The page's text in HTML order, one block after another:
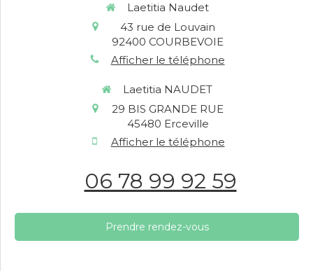
Laetitia Naudet
43 rue de Louvain
92400 COURBEVOIE
Afficher le téléphone
Laetitia NAUDET
29 BIS GRANDE RUE
45480 Erceville
Afficher le téléphone
06 78 99 92 59
Prendre rendez-vous